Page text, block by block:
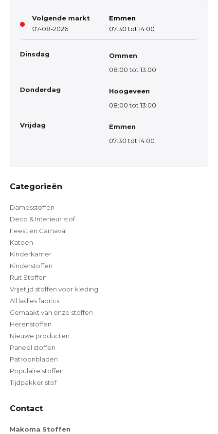
Volgende markt
07-08-2026
Emmen
07:30 tot 14:00
Dinsdag
Ommen
08:00 tot 13:00
Donderdag
Hoogeveen
08:00 tot 13:00
Vrijdag
Emmen
07:30 tot 14:00
Categorieën
Damesstoffen
Deco & Interieur stof
Feest en Carnaval
Katoen
Kinderkamer
Kinderstoffen
Ruit Stoffen
Vrijetijd stoffen voor kleding
All ladies fabrics
Gemaakt van onze stoffen
Herenstoffen
Nieuwe producten
Paneel stoffen
Patroonbladen
Populaire stoffen
Tijdpakker stof
Contact
Makoma Stoffen